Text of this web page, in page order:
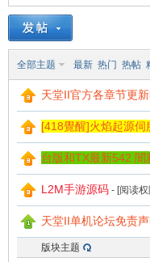
»
全部主题 最新 热门 热帖
天堂II官方各章节更
[418覺醒]火焰起源
台版和TX最新542 闇
L2M手游源码 - [阅读权
天堂II单机论坛免责
版块主题